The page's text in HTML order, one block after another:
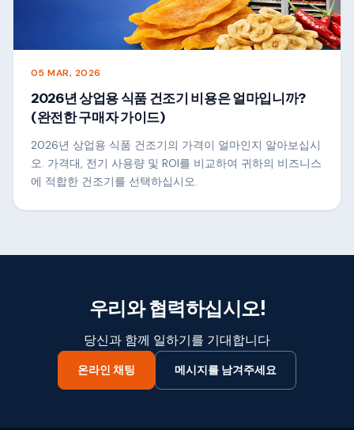
05 MAR, 2026
2026년 상업용 식품 건조기 비용은 얼마입니까?
(완전한 구매자 가이드)
2026년 상업용 식품 건조기의 가격이 얼마인지 알아보십시
오. 가격대, 전기 사용량 및 ROI를 비교하여 귀하의 비즈니스
에 적합한 건조기를 선택하십시오.
우리와 협력하십시오!
당신과 함께 일하기를 기대합니다
온라인 채팅 메시지를 남겨주세요